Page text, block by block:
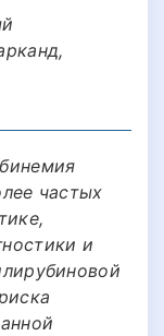
частых
и